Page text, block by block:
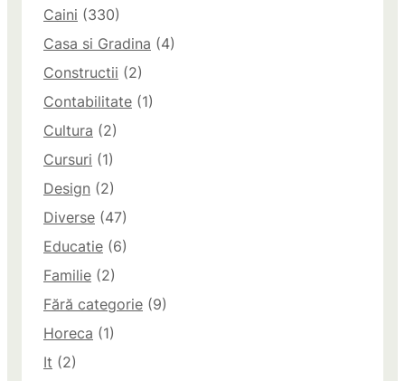
Caini (330)
Casa si Gradina (4)
Constructii (2)
Contabilitate (1)
Cultura (2)
Cursuri (1)
Design (2)
Diverse (47)
Educatie (6)
Familie (2)
Fără categorie (9)
Horeca (1)
It (2)